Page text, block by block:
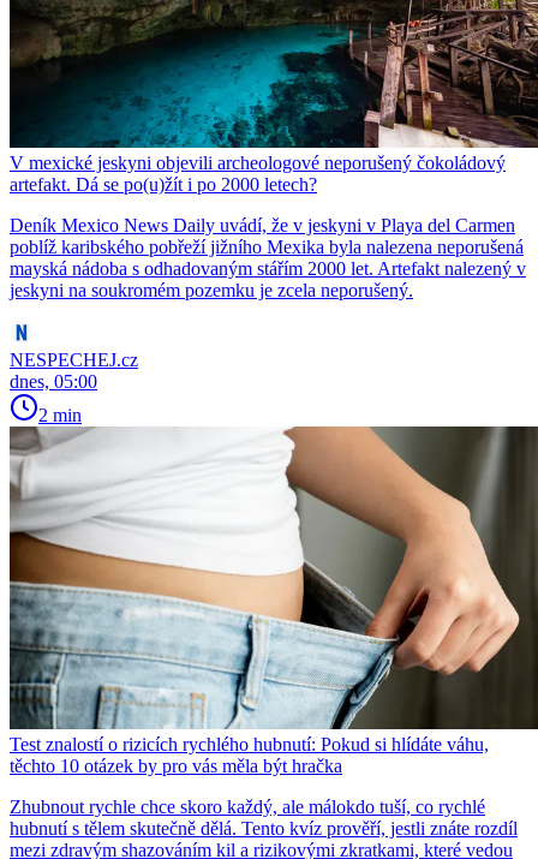
V mexické jeskyni objevili archeologové neporušený čokoládový
artefakt. Dá se po(u)žít i po 2000 letech?
Deník Mexico News Daily uvádí, že v jeskyni v Playa del Carmen
poblíž karibského pobřeží jižního Mexika byla nalezena neporušená
mayská nádoba s odhadovaným stářím 2000 let. Artefakt nalezený v
jeskyni na soukromém pozemku je zcela neporušený.
NESPECHEJ.cz
dnes, 05:00
2 min
Test znalostí o rizicích rychlého hubnutí: Pokud si hlídáte váhu,
těchto 10 otázek by pro vás měla být hračka
Zhubnout rychle chce skoro každý, ale málokdo tuší, co rychlé
hubnutí s tělem skutečně dělá. Tento kvíz prověří, jestli znáte rozdíl
mezi zdravým shazováním kil a rizikovými zkratkami, které vedou